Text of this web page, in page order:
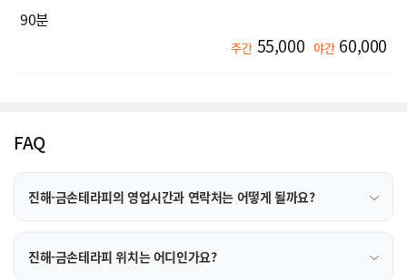
90분
주간 55,000 야간 60,000
FAQ
진해-금손테라피의 영업시간과 연락처는 어떻게 될까요?
진해-금손테라피 위치는 어디인가요?